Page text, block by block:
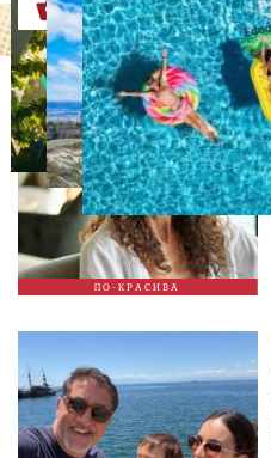
Оферти
ПО-КРАСИВА